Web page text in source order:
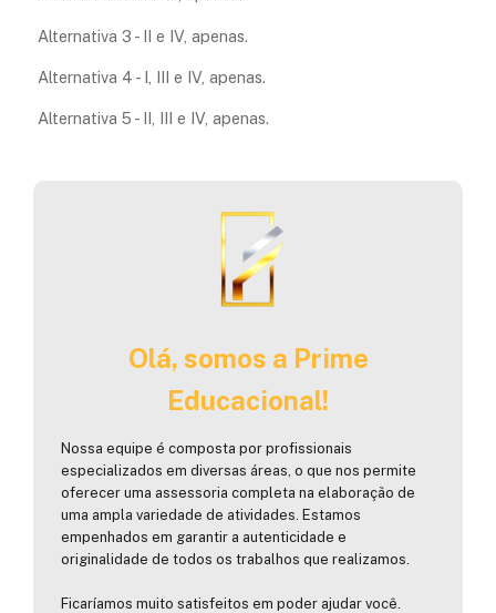
Alternativa 3 - II e IV, apenas.
Alternativa 4 - I, III e IV, apenas.
Alternativa 5 - II, III e IV, apenas.
Olá, somos a Prime
Educacional!
Nossa equipe é composta por profissionais
especializados em diversas áreas, o que nos permite
oferecer uma assessoria completa na elaboração de
uma ampla variedade de atividades. Estamos
empenhados em garantir a autenticidade e
originalidade de todos os trabalhos que realizamos.
Ficaríamos muito satisfeitos em poder ajudar você.